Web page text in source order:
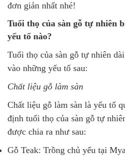
đơn giản nhất nhé!
Tuổi thọ của sàn gỗ tự nhiên
yếu tố nào?
Tuổi thọ của sàn gỗ tự nhiên
vào những yếu tố sau:
Chất liệu gỗ làm sàn
Chất liệu gỗ làm sàn là yếu tố
định tuổi thọ của sàn gỗ tự
được chia ra như sau:
Gỗ Teak: Trồng chủ yếu tại